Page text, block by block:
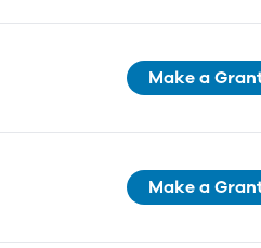
Make a
Make a